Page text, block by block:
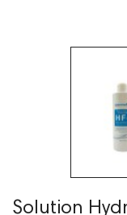
Solution